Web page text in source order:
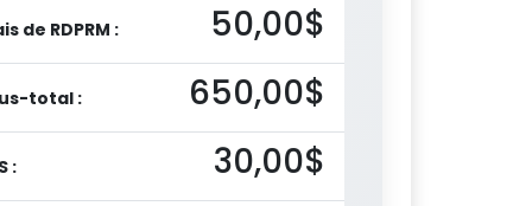
de RDPRM : 50,00$
total : 650,00$
: 30,00$